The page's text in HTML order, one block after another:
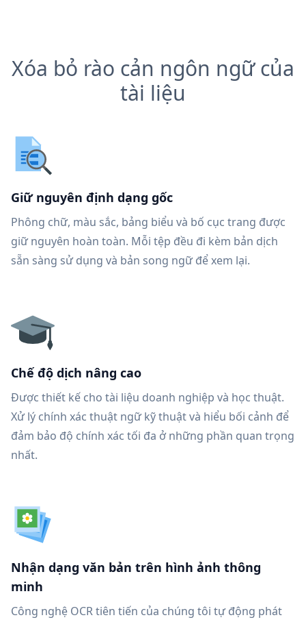
Xóa bỏ rào cản ngôn ngữ của
tài liệu
Giữ nguyên định dạng gốc
Phông chữ, màu sắc, bảng biểu và bố cục trang được
giữ nguyên hoàn toàn. Mỗi tệp đều đi kèm bản dịch
sẵn sàng sử dụng và bản song ngữ để xem lại.
Chế độ dịch nâng cao
Được thiết kế cho tài liệu doanh nghiệp và học thuật.
Xử lý chính xác thuật ngữ kỹ thuật và hiểu bối cảnh để
đảm bảo độ chính xác tối đa ở những phần quan trọng
nhất.
Nhận dạng văn bản trên hình ảnh thông
minh
Công nghệ OCR tiên tiến của chúng tôi tự động phát